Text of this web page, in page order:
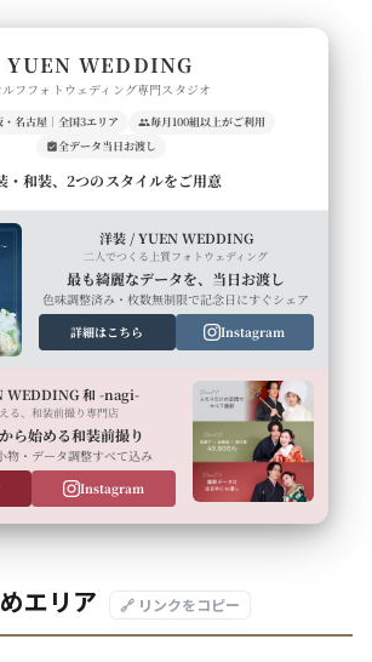
YUEN WEDDING
ルフフォトウェディング専門スタジオ
・名古屋｜全国3エリア
毎月100組以上がご利用
全データ当日お渡し
・和装、2つのスタイルをご用意
洋装 / YUEN WEDDING
二人でつくる上質フォトウェディング
最も綺麗なデータを、当日お渡し
色味調整済み・枚数無制限で記念日にすぐシェア
詳細はこちら
Instagram
WEDDING 和 -nagi-
る、和装前撮り専門店
ら始める和装前撮り
物・データ調整すべて込み
Instagram
エリア 🔗 リンクをコピー